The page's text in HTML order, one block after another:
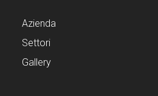
Azienda
Settori
Gallery